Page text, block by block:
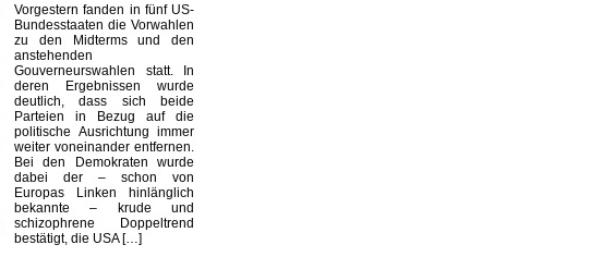
Vorgestern fanden in fünf US-
Bundesstaaten die Vorwahlen
zu den Midterms und den
anstehenden
Gouverneurswahlen statt. In
deren Ergebnissen wurde
deutlich, dass sich beide
Parteien in Bezug auf die
politische Ausrichtung immer
weiter voneinander entfernen.
Bei den Demokraten wurde
dabei der – schon von
Europas Linken hinlänglich
bekannte – krude und
schizophrene Doppeltrend
bestätigt, die USA […]